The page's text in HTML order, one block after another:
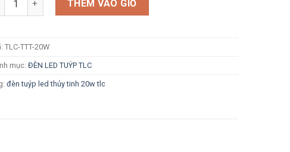
THÊM VÀO GIỎ
TLC-TTT-20W
mục: ĐÈN LED TUÝP TLC
đèn tuýp led thủy tinh 20w tlc